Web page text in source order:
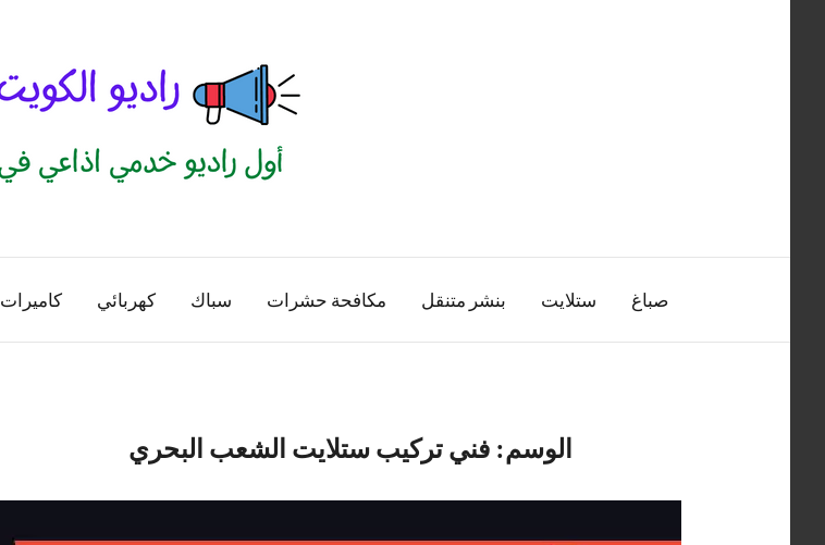
الكويت
منصة
اذاعية
صباغ ستلايت بنشر متنقل مكافحة حشرات سباك كهربائي كاميرات
الوسم: فني تركيب ستلايت الشعب البحري